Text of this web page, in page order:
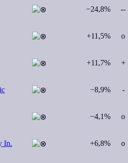
−24,8% --
+11,5% o
+11,7% +
−8,9% -
−4,1% o
In. +6,8% o